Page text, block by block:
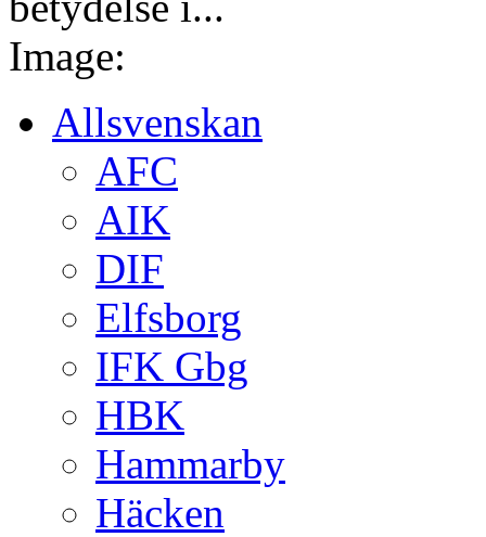
Image:
Allsvenskan
AFC
AIK
DIF
Elfsborg
IFK Gbg
HBK
Hammarby
Häcken